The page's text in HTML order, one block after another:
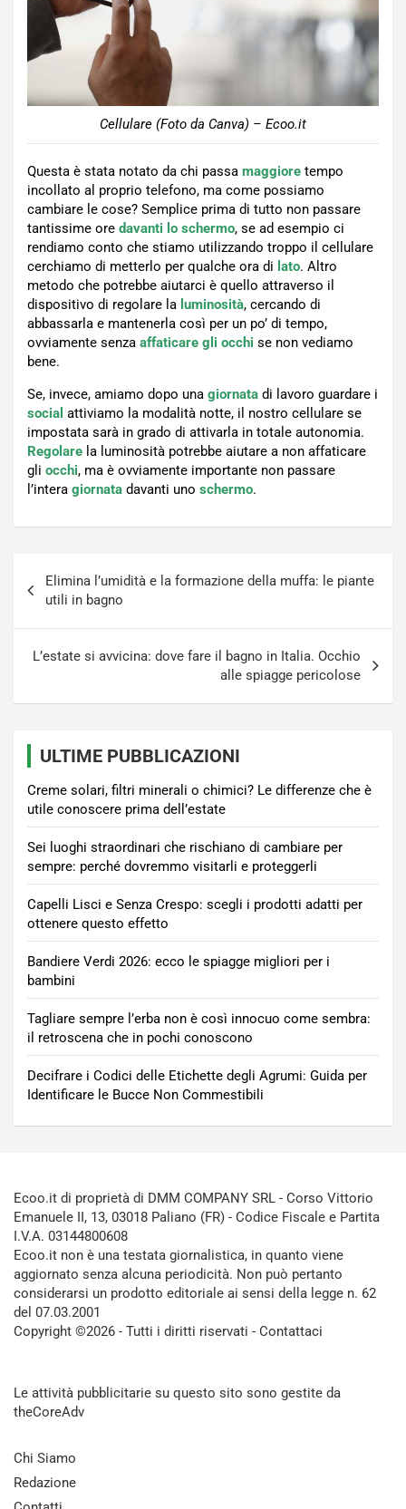
Cellulare (Foto da Canva) – Ecoo.it
Questa è stata notato da chi passa maggiore tempo
incollato al proprio telefono, ma come possiamo
cambiare le cose? Semplice prima di tutto non passare
tantissime ore davanti lo schermo, se ad esempio ci
rendiamo conto che stiamo utilizzando troppo il cellulare
cerchiamo di metterlo per qualche ora di lato. Altro
metodo che potrebbe aiutarci è quello attraverso il
dispositivo di regolare la luminosità, cercando di
abbassarla e mantenerla così per un po’ di tempo,
ovviamente senza affaticare gli occhi se non vediamo
bene.
Se, invece, amiamo dopo una giornata di lavoro guardare i
social attiviamo la modalità notte, il nostro cellulare se
impostata sarà in grado di attivarla in totale autonomia.
Regolare la luminosità potrebbe aiutare a non affaticare
gli occhi, ma è ovviamente importante non passare
l’intera giornata davanti uno schermo.
articoli
Elimina l’umidità e la formazione della muffa: le piante
utili in bagno
L’estate si avvicina: dove fare il bagno in Italia. Occhio
alle spiagge pericolose
ULTIME PUBBLICAZIONI
Creme solari, filtri minerali o chimici? Le differenze che è
utile conoscere prima dell’estate
Sei luoghi straordinari che rischiano di cambiare per
sempre: perché dovremmo visitarli e proteggerli
Capelli Lisci e Senza Crespo: scegli i prodotti adatti per
ottenere questo effetto
Bandiere Verdi 2026: ecco le spiagge migliori per i
bambini
Tagliare sempre l’erba non è così innocuo come sembra:
il retroscena che in pochi conoscono
Decifrare i Codici delle Etichette degli Agrumi: Guida per
Identificare le Bucce Non Commestibili
Ecoo.it di proprietà di DMM COMPANY SRL - Corso Vittorio
Emanuele II, 13, 03018 Paliano (FR) - Codice Fiscale e Partita
I.V.A. 03144800608
Ecoo.it non è una testata giornalistica, in quanto viene
aggiornato senza alcuna periodicità. Non può pertanto
considerarsi un prodotto editoriale ai sensi della legge n. 62
del 07.03.2001
Copyright ©2026 - Tutti i diritti riservati - Contattaci
Le attività pubblicitarie su questo sito sono gestite da
theCoreAdv
Chi Siamo
Redazione